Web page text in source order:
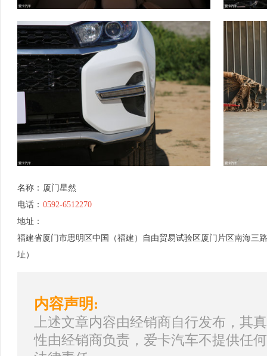
名称： 厦门星然
电话： 0592-6512270
地址：
福建省厦门市思明区中国（福建）自由贸易试验区厦门片区南海三
址）
内容声明:
上述文章内容由经销商自行发布，其
性由经销商负责，爱卡汽车不提供任